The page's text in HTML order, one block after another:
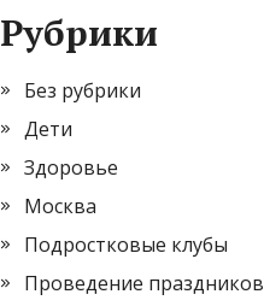
Рубрики
Без рубрики
Дети
Здоровье
Москва
Подростковые клубы
Проведение праздников